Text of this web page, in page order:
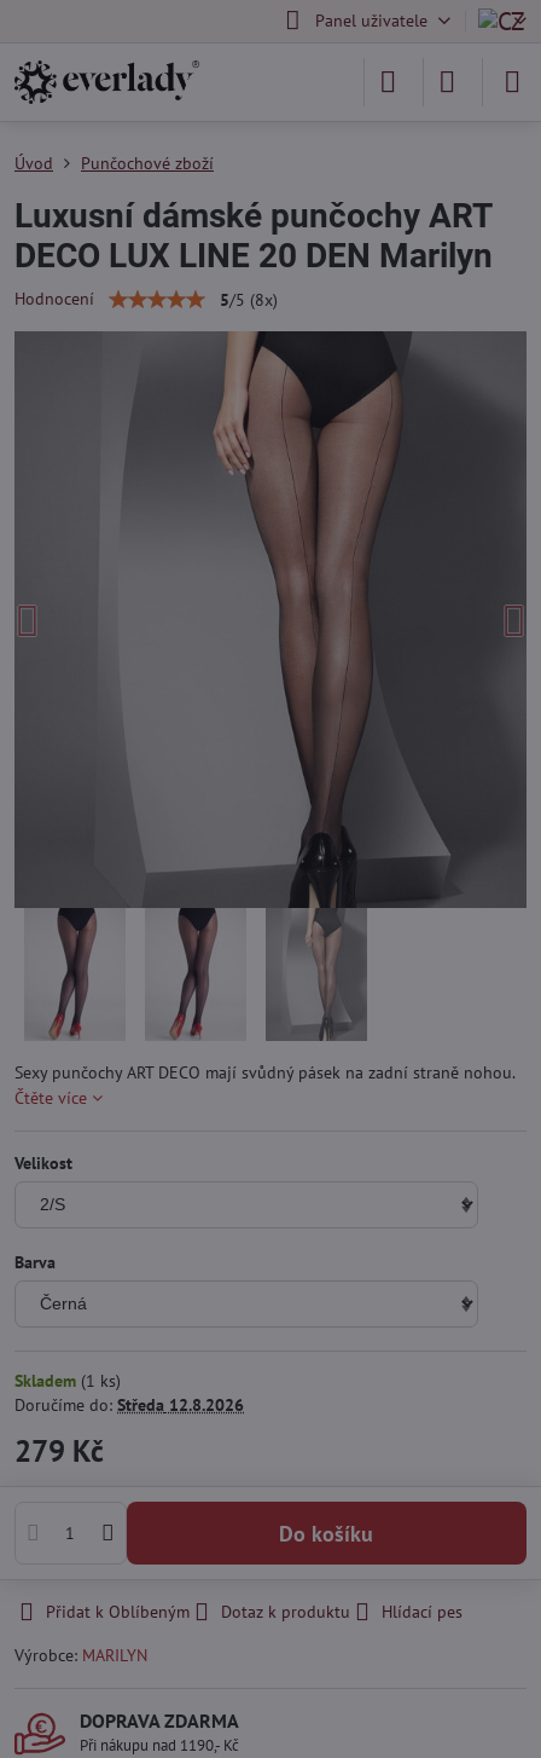
Panel uživatele
Úvod Punčochové zboží
Luxusní dámské punčochy ART
DECO LUX LINE 20 DEN Marilyn
Hodnocení 5/5 (8x)
Sexy punčochy ART DECO mají svůdný pásek na zadní straně nohou.
Čtěte více
Velikost
Barva
Skladem (1 ks)
Doručíme do: Středa 12.8.2026
279 Kč
Do košíku
Přidat k Oblíbeným Dotaz k produktu
Hlídací pes
Výrobce: MARILYN
DOPRAVA ZDARMA
Při nákupu nad 1190,- Kč